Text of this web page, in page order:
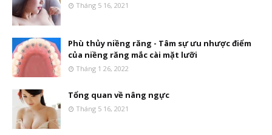
Tháng 5 16, 2021
Phù thủy niềng răng - Tâm sự ưu nhược điểm
của niềng răng mắc cài mặt lưỡi
Tháng 1 26, 2022
Tổng quan về nâng ngực
Tháng 5 16, 2021